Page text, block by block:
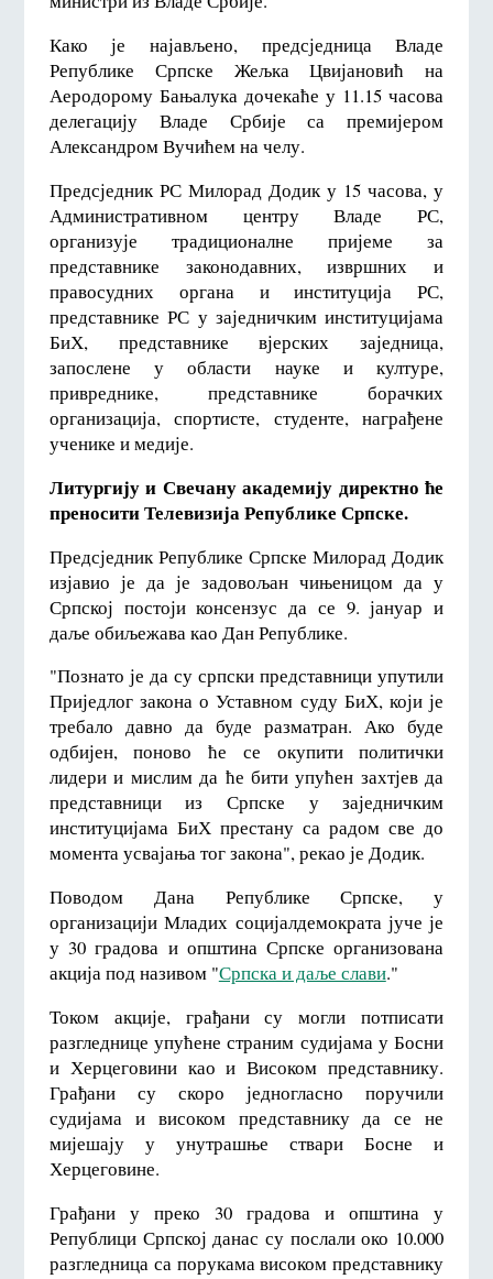
Како је најављено, предсједница Владе
Републике Српске Жељка Цвијановић на
Аеродорому Бањалука дочекаће у 11.15 часова
делегацију Владе Србије са премијером
Александром Вучићем на челу.
Предсједник РС Милорад Додик у 15 часова, у
Административном центру Владе РС,
организује традиционалне пријеме за
представнике законодавних, извршних и
правосудних органа и институција РС,
представнике РС у заједничким институцијама
БиХ, представнике вјерских заједница,
запослене у области науке и културе,
привреднике, представнике борачких
организација, спортисте, студенте, награђене
ученике и медије.
Литургију и Свечану академију директно ће
преносити Телевизија Републике Српске.
Предсједник Републике Српске Милорад Додик
изјавио је да је задовољан чињеницом да у
Српској постоји консензус да се 9. јануар и
даље обиљежава као Дан Републике.
"Познато је да су српски представници упутили
Приједлог закона о Уставном суду БиХ, који је
требало давно да буде разматран. Ако буде
одбијен, поново ће се окупити политички
лидери и мислим да ће бити упућен захтјев да
представници из Српске у заједничким
институцијама БиХ престану са радом све до
момента усвајања тог закона", рекао је Додик.
Поводом Дана Републике Српске, у
организацији Младих социјалдемократа јуче је
у 30 градова и општина Српске организована
акција под називом "Српска и даље слави."
Током акције, грађани су могли потписати
разгледнице упућене страним судијама у Босни
и Херцеговини као и Високом представнику.
Грађани су скоро једногласно поручили
судијама и високом представнику да се не
мијешају у унутрашње ствари Босне и
Херцеговине.
Грађани у преко 30 градова и општина у
Републици Српској данас су послали око 10.000
разгледница са порукама високом представнику